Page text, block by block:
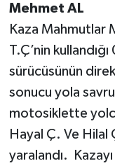
Mehmet AL
Kaza Mahmutlar
T.Ç’nin
sürücüsünün
sonucu yola
motosiklette
Hayal Ç. Ve Hilal
yaralandı.